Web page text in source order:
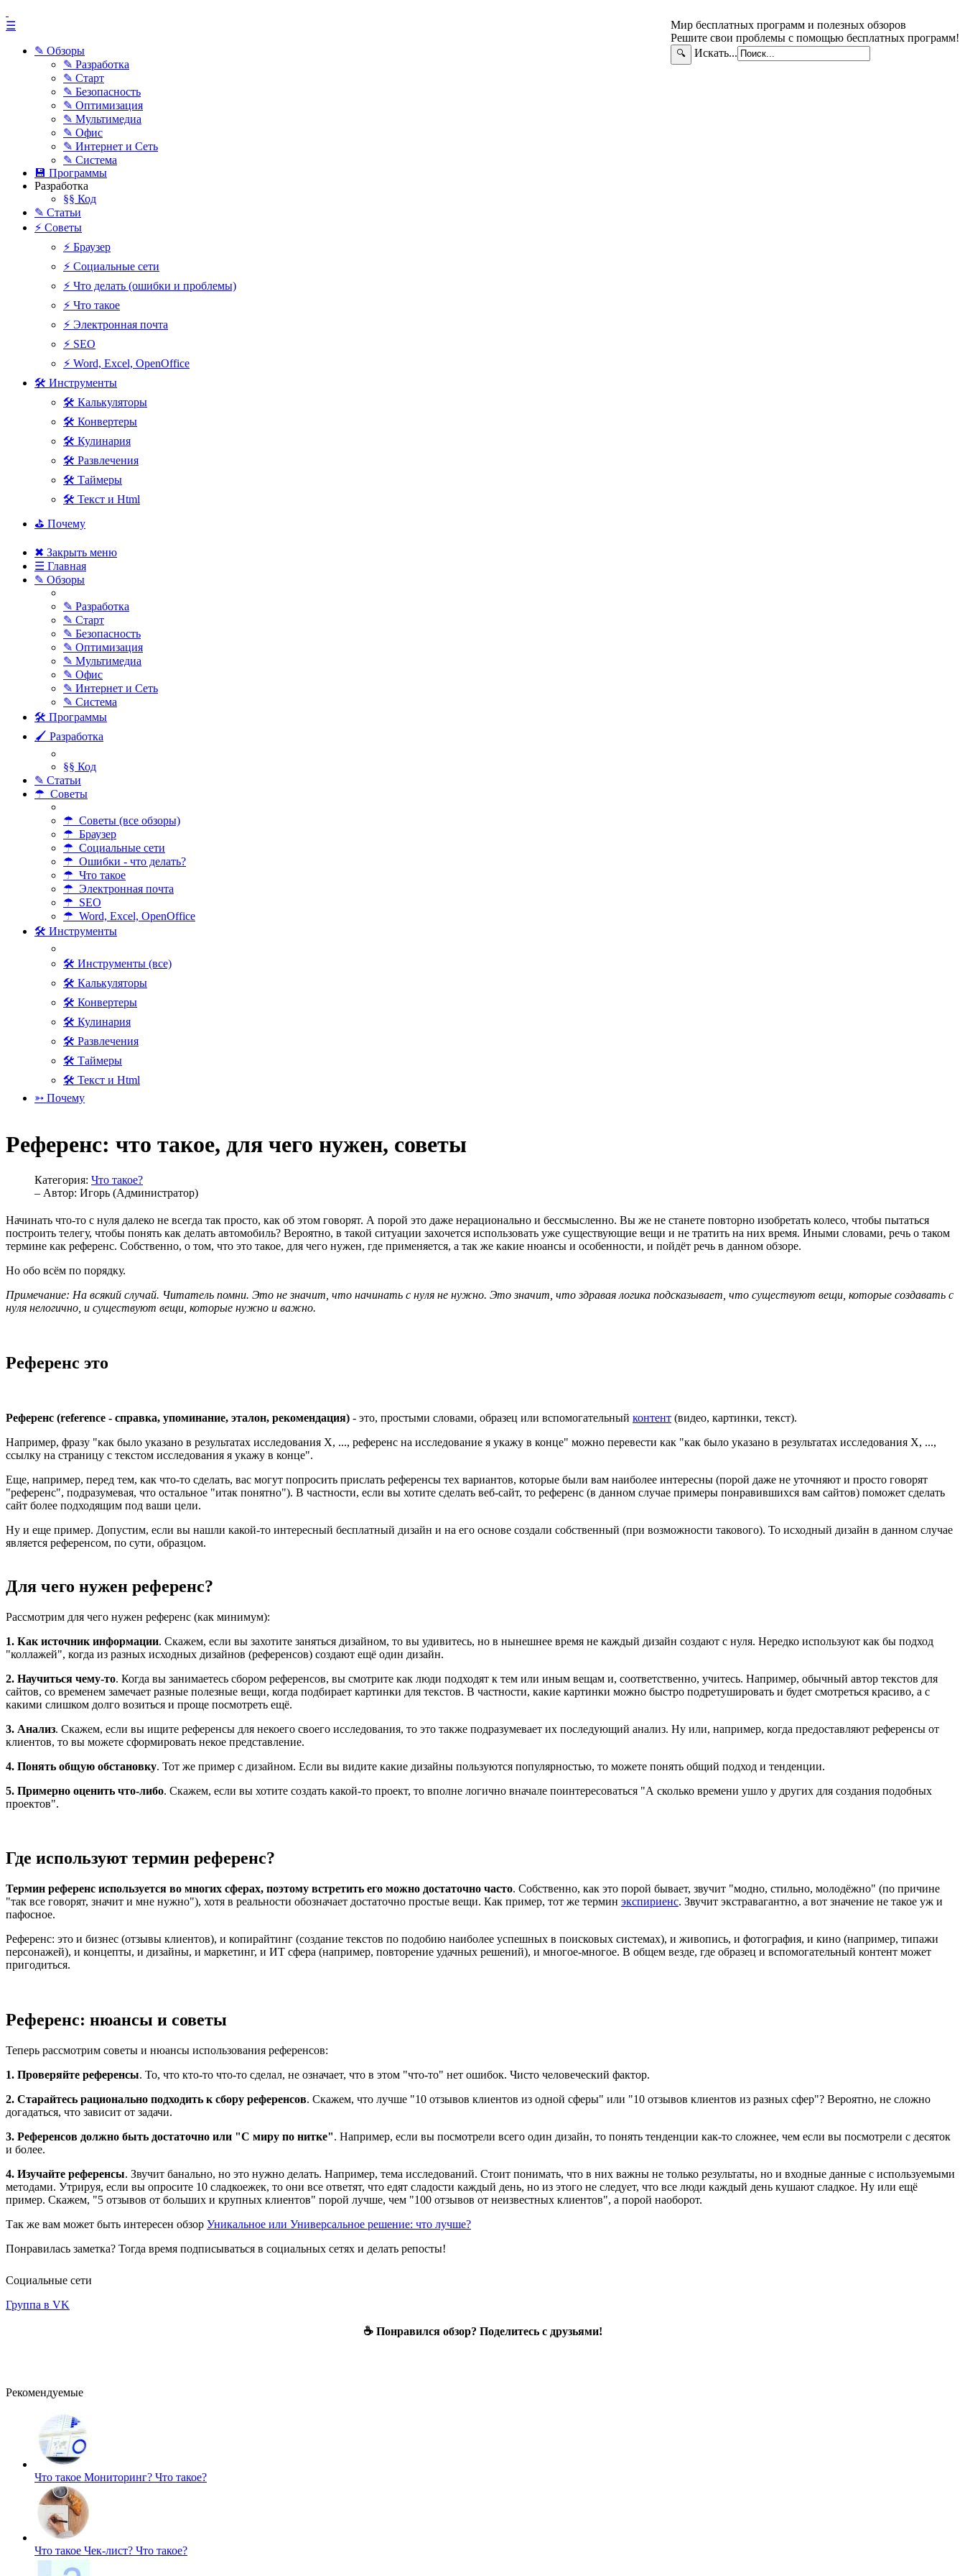
Мир бесплатных программ и полезных обзоров
Решите свои проблемы с помощью бесплатных программ!
🔍 Искать...
☰
✎ Обзоры
✎ Разработка
✎ Старт
✎ Безопасность
✎ Оптимизация
✎ Мультимедиа
✎ Офис
✎ Интернет и Сеть
✎ Система
💾 Программы
Разработка
§§ Код
✎ Статьи
⚡ Советы
⚡ Браузер
⚡ Социальные сети
⚡ Что делать (ошибки и проблемы)
⚡ Что такое
⚡ Электронная почта
⚡ SEO
⚡ Word, Excel, OpenOffice
🛠 Инструменты
🛠 Калькуляторы
🛠 Конвертеры
🛠 Кулинария
🛠 Развлечения
🛠 Таймеры
🛠 Текст и Html
⛳ Почему
✖ Закрыть меню
☰ Главная
✎ Обзоры
✎ Разработка
✎ Старт
✎ Безопасность
✎ Оптимизация
✎ Мультимедиа
✎ Офис
✎ Интернет и Сеть
✎ Система
🛠 Программы
🖌 Разработка
§§ Код
✎ Статьи
☂ Советы
☂ Советы (все обзоры)
☂ Браузер
☂ Социальные сети
☂ Ошибки - что делать?
☂ Что такое
☂ Электронная почта
☂ SEO
☂ Word, Excel, OpenOffice
🛠 Инструменты
🛠 Инструменты (все)
🛠 Калькуляторы
🛠 Конвертеры
🛠 Кулинария
🛠 Развлечения
🛠 Таймеры
🛠 Текст и Html
➳ Почему
Референс: что такое, для чего нужен, советы
Категория: Что такое?
– Автор: Игорь (Администратор)
Начинать что-то с нуля далеко не всегда так просто, как об этом говорят. А порой это даже нерационально и бессмысленно. Вы же не станете повторно изобретать колесо, чтобы пытаться
построить телегу, чтобы понять как делать автомобиль? Вероятно, в такой ситуации захочется использовать уже существующие вещи и не тратить на них время. Иными словами, речь о таком
термине как референс. Собственно, о том, что это такое, для чего нужен, где применяется, а так же какие нюансы и особенности, и пойдёт речь в данном обзоре.
Но обо всём по порядку.
Примечание: На всякий случай. Читатель помни. Это не значит, что начинать с нуля не нужно. Это значит, что здравая логика подсказывает, что существуют вещи, которые создавать с
нуля нелогично, и существуют вещи, которые нужно и важно.
Референс это
Референс (reference - справка, упоминание, эталон, рекомендация) - это, простыми словами, образец или вспомогательный контент (видео, картинки, текст).
Например, фразу "как было указано в результатах исследования X, ..., референс на исследование я укажу в конце" можно перевести как "как было указано в результатах исследования X, ...,
ссылку на страницу с текстом исследования я укажу в конце".
Еще, например, перед тем, как что-то сделать, вас могут попросить прислать референсы тех вариантов, которые были вам наиболее интересны (порой даже не уточняют и просто говорят
"референс", подразумевая, что остальное "итак понятно"). В частности, если вы хотите сделать веб-сайт, то референс (в данном случае примеры понравившихся вам сайтов) поможет сделать
сайт более подходящим под ваши цели.
Ну и еще пример. Допустим, если вы нашли какой-то интересный бесплатный дизайн и на его основе создали собственный (при возможности такового). То исходный дизайн в данном случае
является референсом, по сути, образцом.
Для чего нужен референс?
Рассмотрим для чего нужен референс (как минимум):
1. Как источник информации. Скажем, если вы захотите заняться дизайном, то вы удивитесь, но в нынешнее время не каждый дизайн создают с нуля. Нередко используют как бы подход
"коллажей", когда из разных исходных дизайнов (референсов) создают ещё один дизайн.
2. Научиться чему-то. Когда вы занимаетесь сбором референсов, вы смотрите как люди подходят к тем или иным вещам и, соответственно, учитесь. Например, обычный автор текстов для
сайтов, со временем замечает разные полезные вещи, когда подбирает картинки для текстов. В частности, какие картинки можно быстро подретушировать и будет смотреться красиво, а с
какими слишком долго возиться и проще посмотреть ещё.
3. Анализ. Скажем, если вы ищите референсы для некоего своего исследования, то это также подразумевает их последующий анализ. Ну или, например, когда предоставляют референсы от
клиентов, то вы можете сформировать некое представление.
4. Понять общую обстановку. Тот же пример с дизайном. Если вы видите какие дизайны пользуются популярностью, то можете понять общий подход и тенденции.
5. Примерно оценить что-либо. Скажем, если вы хотите создать какой-то проект, то вполне логично вначале поинтересоваться "А сколько времени ушло у других для создания подобных
проектов".
Где используют термин референс?
Термин референс используется во многих сферах, поэтому встретить его можно достаточно часто. Собственно, как это порой бывает, звучит "модно, стильно, молодёжно" (по причине
"так все говорят, значит и мне нужно"), хотя в реальности обозначает достаточно простые вещи. Как пример, тот же термин экспириенс. Звучит экстравагантно, а вот значение не такое уж и
пафосное.
Референс: это и бизнес (отзывы клиентов), и копирайтинг (создание текстов по подобию наиболее успешных в поисковых системах), и живопись, и фотография, и кино (например, типажи
персонажей), и концепты, и дизайны, и маркетинг, и ИТ сфера (например, повторение удачных решений), и многое-многое. В общем везде, где образец и вспомогательный контент может
пригодиться.
Референс: нюансы и советы
Теперь рассмотрим советы и нюансы использования референсов:
1. Проверяйте референсы. То, что кто-то что-то сделал, не означает, что в этом "что-то" нет ошибок. Чисто человеческий фактор.
2. Старайтесь рационально подходить к сбору референсов. Скажем, что лучше "10 отзывов клиентов из одной сферы" или "10 отзывов клиентов из разных сфер"? Вероятно, не сложно
догадаться, что зависит от задачи.
3. Референсов должно быть достаточно или "С миру по нитке". Например, если вы посмотрели всего один дизайн, то понять тенденции как-то сложнее, чем если вы посмотрели с десяток
и более.
4. Изучайте референсы. Звучит банально, но это нужно делать. Например, тема исследований. Стоит понимать, что в них важны не только результаты, но и входные данные с используемыми
методами. Утрируя, если вы опросите 10 сладкоежек, то они все ответят, что едят сладости каждый день, но из этого не следует, что все люди каждый день кушают сладкое. Ну или ещё
пример. Скажем, "5 отзывов от больших и крупных клиентов" порой лучше, чем "100 отзывов от неизвестных клиентов", а порой наоборот.
Так же вам может быть интересен обзор Уникальное или Универсальное решение: что лучше?
Понравилась заметка? Тогда время подписываться в социальных сетях и делать репосты!
Социальные сети
Группа в VK
☕ Понравился обзор? Поделитесь с друзьями!
Рекомендуемые
Что такое Мониторинг? Что такое?
Что такое Чек-лист? Что такое?